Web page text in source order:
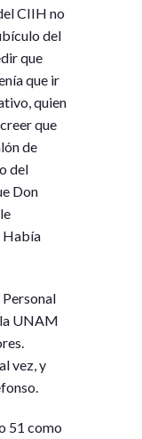
CIIH no
del
que
que ir
quien
que
de
del
Don
Había
UNAM
vez, y
51 como